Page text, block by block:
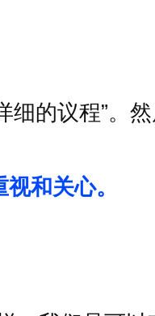
细的议程”。
和关心。